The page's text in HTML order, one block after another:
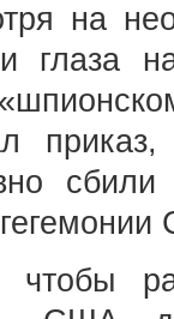
на
глаза
приказ,
чтобы